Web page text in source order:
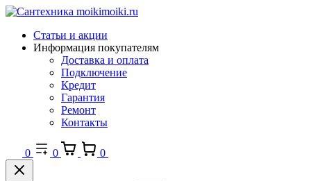
Статьи и акции
Информация покупателям
Доставка и оплата
Подключение
Кредит
Гарантия
Ремонт
Контакты
0 0 0